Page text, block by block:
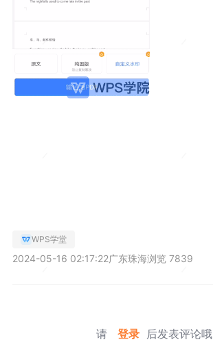
WPS学堂
2024-05-16 02:17:22广东珠海浏览 7839
请 登录 后发表评论哦